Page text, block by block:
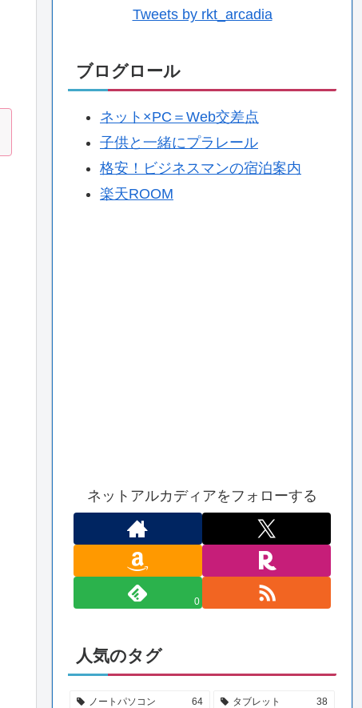
Tweets by rkt_arcadia
ブログロール
ネット×PC＝Web交差点
子供と一緒にプラレール
格安！ビジネスマンの宿泊案内
楽天ROOM
ネットアルカディアをフォローする
0
人気のタグ
ノートパソコン 64 タブレット 38